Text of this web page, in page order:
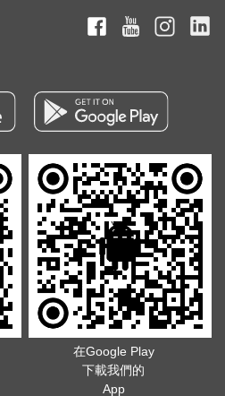
在Google Play
下載我們的
App